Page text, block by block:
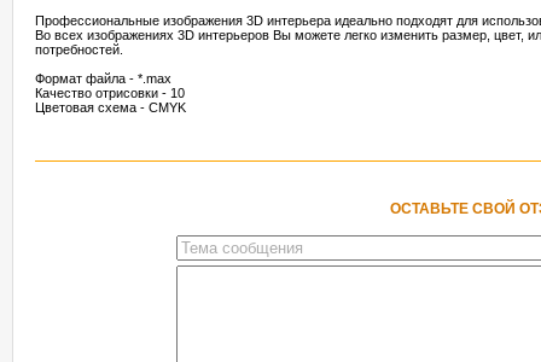
Профессиональные изображения 3D интерьера идеально подходят для
Во всех изображениях 3D интерьеров Вы можете легко изменить размер, цвет,
потребностей.
Формат файла - *.max
Качество отрисовки - 10
Цветовая схема - CMYK
ОСТАВЬТЕ СВОЙ